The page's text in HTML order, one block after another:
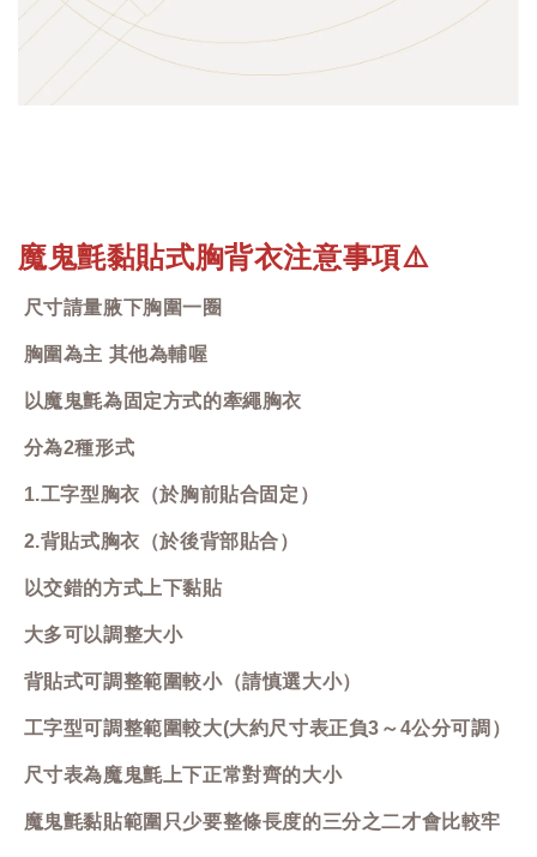
魔鬼氈黏貼式胸背衣注意事項⚠️
尺寸請量腋下胸圍一圈
胸圍為主 其他為輔喔
以魔鬼氈為固定方式的牽繩胸衣
分為2種形式
1.工字型胸衣（於胸前貼合固定）
2.背貼式胸衣（於後背部貼合）
以交錯的方式上下黏貼
大多可以調整大小
背貼式可調整範圍較小（請慎選大小）
工字型可調整範圍較大(大約尺寸表正負3～4公分可調）
尺寸表為魔鬼氈上下正常對齊的大小
魔鬼氈黏貼範圍只少要整條長度的三分之二才會比較牢